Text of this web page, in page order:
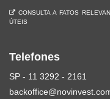
CONSULTA A FATOS
ÚTEIS
Telefones
SP - 11 3292 - 2161